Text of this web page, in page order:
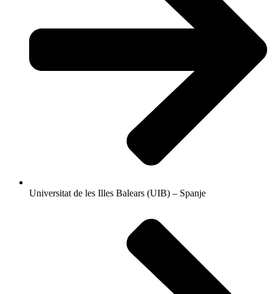
Universitat de les Illes Balears (UIB) – Spanje